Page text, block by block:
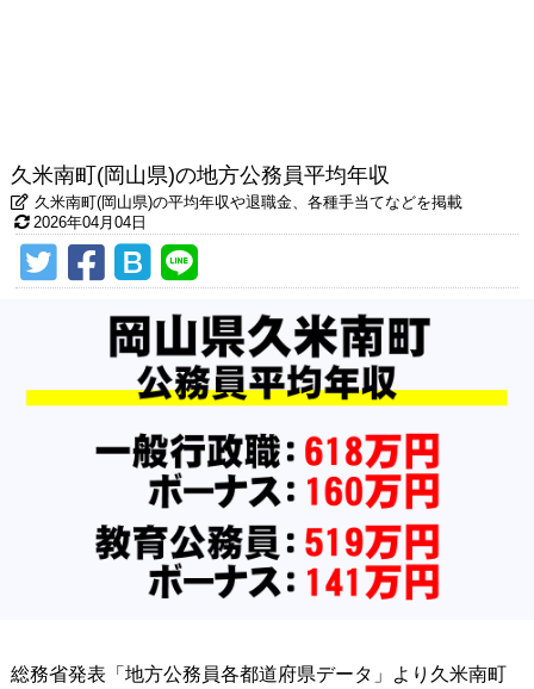
久米南町(岡山県)の地方公務員平均年収
久米南町(岡山県)の平均年収や退職金、各種手当てなどを掲載
2026年04月04日
総務省発表「地方公務員各都道府県データ」より久米南町